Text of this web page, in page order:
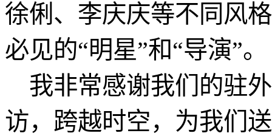
徐俐、李庆庆等不同风
必见的“明星”和“导演”。
我非常感谢我们的驻
访，跨越时空，为我们